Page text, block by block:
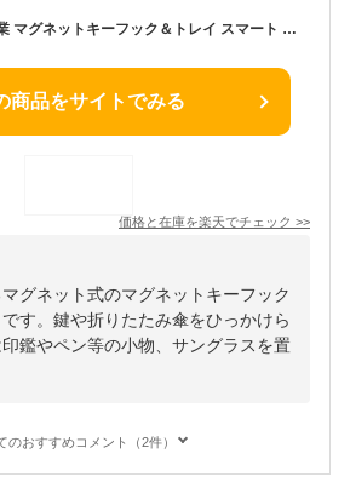
特典付き！ 【 山崎実業 マグネットキーフック＆トレイ スマート 】 smart マグネット キー フック 小物 収納 玄関 玄関収納 ドア 扉 磁石 小物置き 鍵 キーフック シンプル おしゃれ 印鑑 ハンコ 引っ掛ける 収納雑貨 スマート 2754 2755 白 黒 公式 ホワイト ブラック
商品をサイトでみる
価格と在庫を楽天でチェック >>
グネット式のマグネットキーフック
す。鍵や折りたたみ傘をひっかけら
鑑やペン等の小物、サングラスを置
のおすすめコメント（2件）